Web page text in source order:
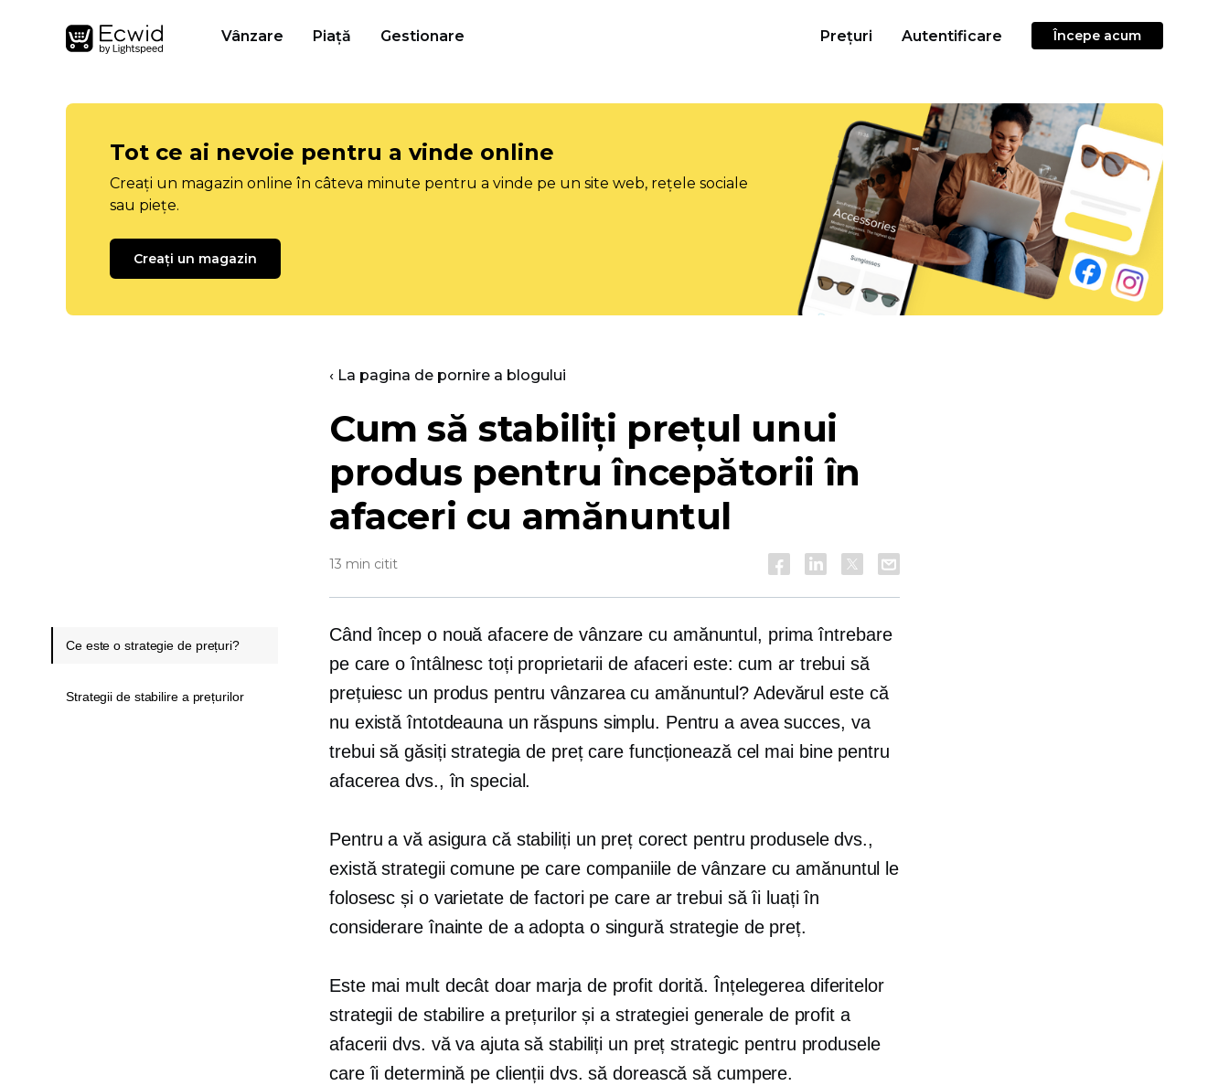
Vânzare Piață Gestionare Prețuri Autentificare Începe acum
Tot ce ai nevoie pentru a vinde online
Creați un magazin online în câteva minute pentru a vinde pe un site web, rețele sociale
sau piețe.
Creați un magazin
‹ La pagina de pornire a blogului
Cum să stabiliți prețul unui
produs pentru începătorii în
afaceri cu amănuntul
13 min citit
Când încep o nouă afacere de vânzare cu amănuntul, prima întrebare
pe care o întâlnesc toți proprietarii de afaceri este: cum ar trebui să
prețuiesc un produs pentru vânzarea cu amănuntul? Adevărul este că
nu există întotdeauna un răspuns simplu. Pentru a avea succes, va
trebui să găsiți strategia de preț care funcționează cel mai bine pentru
afacerea dvs., în special.
Pentru a vă asigura că stabiliți un preț corect pentru produsele dvs.,
există strategii comune pe care companiile de vânzare cu amănuntul le
folosesc și o varietate de factori pe care ar trebui să îi luați în
considerare înainte de a adopta o singură strategie de preț.
Este mai mult decât doar marja de profit dorită. Înțelegerea diferitelor
strategii de stabilire a prețurilor și a strategiei generale de profit a
afacerii dvs. vă va ajuta să stabiliți un preț strategic pentru produsele
care îi determină pe clienții dvs. să dorească să cumpere.
Ce este o strategie de prețuri?
Strategii de stabilire a prețurilor